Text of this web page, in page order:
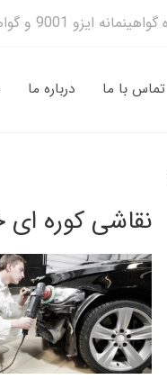
تماس با ما درباره ما
نقاشی کوره ای